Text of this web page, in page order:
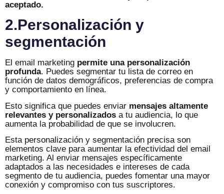
aceptado.
2.Personalización y
segmentación
El email marketing permite una personalización
profunda. Puedes segmentar tu lista de correo en
función de datos demográficos, preferencias de compra
y comportamiento en línea.
Esto significa que puedes enviar mensajes altamente
relevantes y personalizados a tu audiencia, lo que
aumenta la probabilidad de que se involucren.
Esta personalización y segmentación precisa son
elementos clave para aumentar la efectividad del email
marketing. Al enviar mensajes específicamente
adaptados a las necesidades e intereses de cada
segmento de tu audiencia, puedes fomentar una mayor
conexión y compromiso con tus suscriptores.